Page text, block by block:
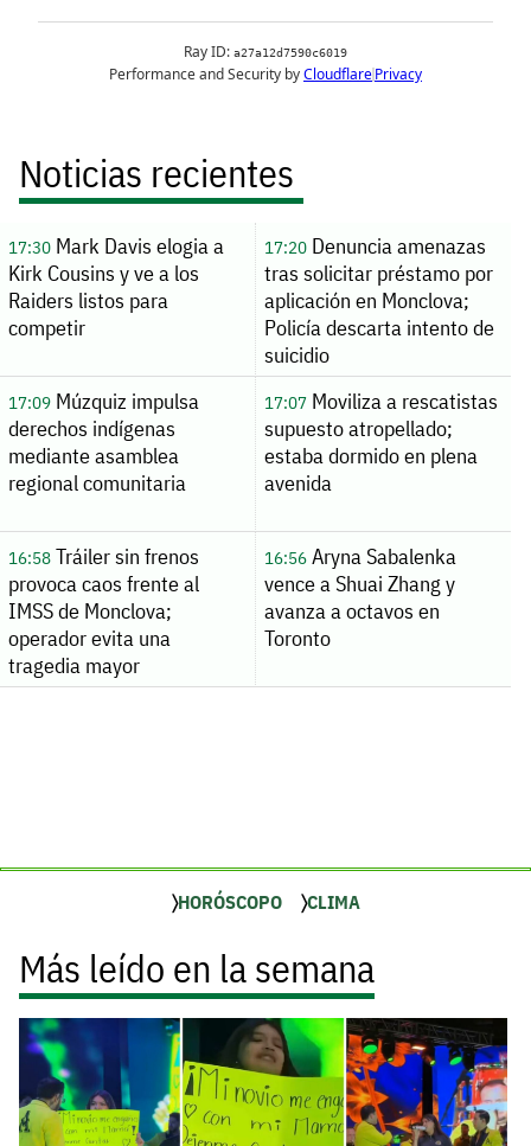
Noticias recientes
17:30Mark Davis elogia a
Kirk Cousins y ve a los
Raiders listos para
competir
17:20Denuncia amenazas
tras solicitar préstamo por
aplicación en Monclova;
Policía descarta intento de
suicidio
17:09Múzquiz impulsa
derechos indígenas
mediante asamblea
regional comunitaria
17:07Moviliza a rescatistas
supuesto atropellado;
estaba dormido en plena
avenida
16:58Tráiler sin frenos
provoca caos frente al
IMSS de Monclova;
operador evita una
tragedia mayor
16:56Aryna Sabalenka
vence a Shuai Zhang y
avanza a octavos en
Toronto
HORÓSCOPO CLIMA
Más leído en la semana